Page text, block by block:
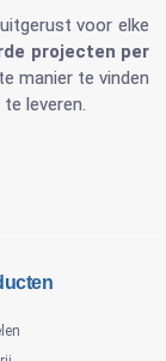
voor elke
projecten per
manier te vinden
leveren.